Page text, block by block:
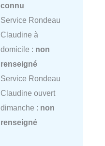
connu
Service Rondeau
Claudine à
domicile : non
renseigné
Service Rondeau
Claudine ouvert
dimanche : non
renseigné